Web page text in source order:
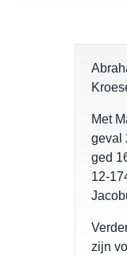
Met
geval
ged
12-
zijn